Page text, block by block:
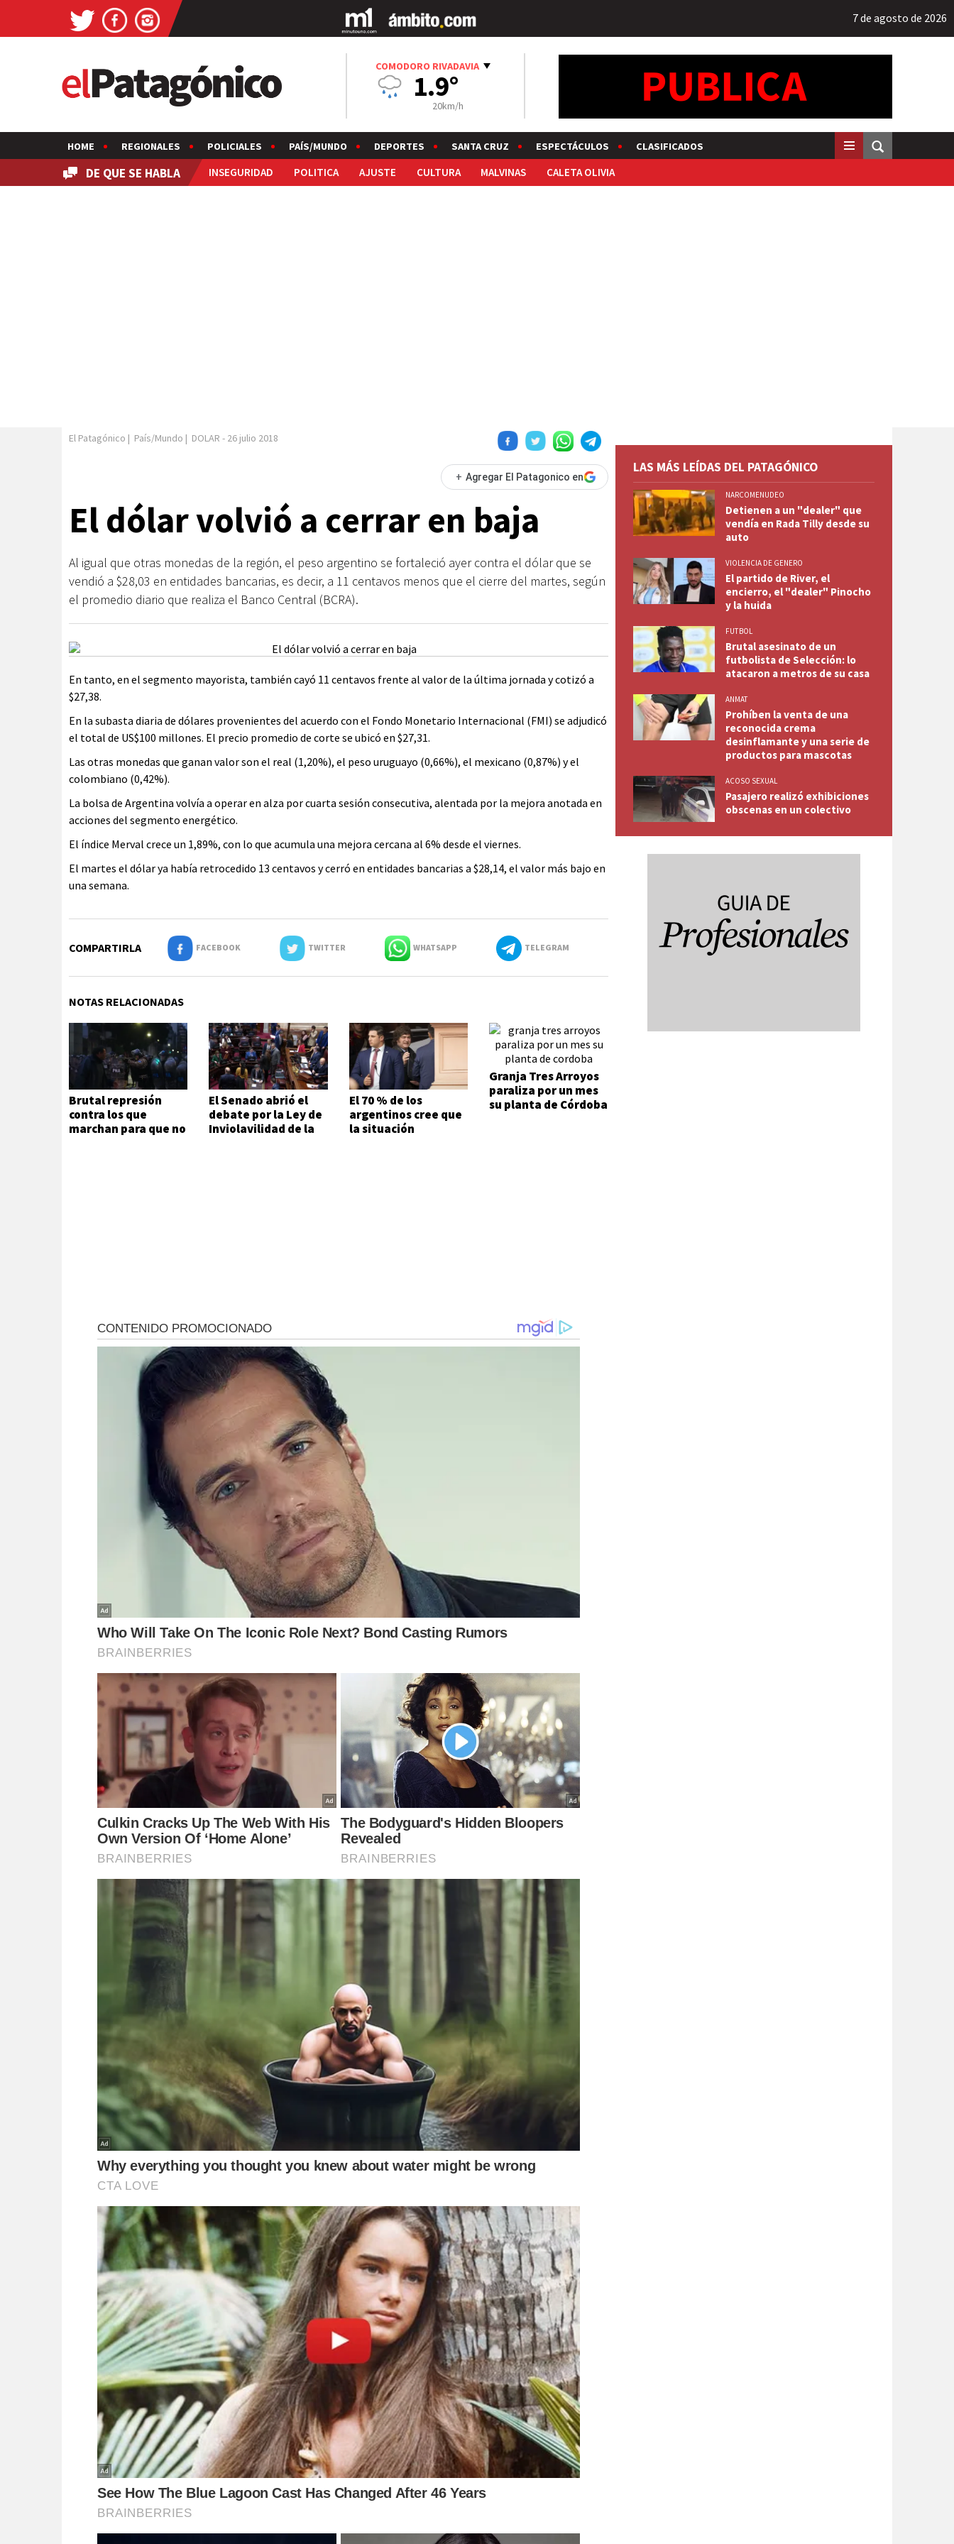
7 de agosto de 2026
COMODORO RIVADAVIA
1.9°
20km/h
HOME REGIONALES POLICIALES PAÍS/MUNDO DEPORTES SANTA CRUZ ESPECTÁCULOS CLASIFICADOS
DE QUE SE HABLA INSEGURIDAD POLITICA AJUSTE CULTURA MALVINAS CALETA OLIVIA
El Patagónico | País/Mundo | DOLAR - 26 julio 2018
+ Agregar El Patagonico en
El dólar volvió a cerrar en baja
Al igual que otras monedas de la región, el peso argentino se fortaleció ayer contra el dólar que se
vendió a $28,03 en entidades bancarias, es decir, a 11 centavos menos que el cierre del martes, según
el promedio diario que realiza el Banco Central (BCRA).
En tanto, en el segmento mayorista, también cayó 11 centavos frente al valor de la última jornada y cotizó a
$27,38.
En la subasta diaria de dólares provenientes del acuerdo con el Fondo Monetario Internacional (FMI) se adjudicó
el total de US$100 millones. El precio promedio de corte se ubicó en $27,31.
Las otras monedas que ganan valor son el real (1,20%), el peso uruguayo (0,66%), el mexicano (0,87%) y el
colombiano (0,42%).
La bolsa de Argentina volvía a operar en alza por cuarta sesión consecutiva, alentada por la mejora anotada en
acciones del segmento energético.
El índice Merval crece un 1,89%, con lo que acumula una mejora cercana al 6% desde el viernes.
El martes el dólar ya había retrocedido 13 centavos y cerró en entidades bancarias a $28,14, el valor más bajo en
una semana.
COMPARTIRLA FACEBOOK TWITTER WHATSAPP TELEGRAM
NOTAS RELACIONADAS
Brutal represión
contra los que
marchan para que no
El Senado abrió el
debate por la Ley de
Inviolavilidad de la
El 70 % de los
argentinos cree que
la situación
Granja Tres Arroyos
paraliza por un mes
su planta de Córdoba
LAS MÁS LEÍDAS DEL PATAGÓNICO
NARCOMENUDEO
Detienen a un "dealer" que
vendía en Rada Tilly desde su
auto
VIOLENCIA DE GENERO
El partido de River, el
encierro, el "dealer" Pinocho
y la huida
FUTBOL
Brutal asesinato de un
futbolista de Selección: lo
atacaron a metros de su casa
ANMAT
Prohíben la venta de una
reconocida crema
desinflamante y una serie de
productos para mascotas
ACOSO SEXUAL
Pasajero realizó exhibiciones
obscenas en un colectivo